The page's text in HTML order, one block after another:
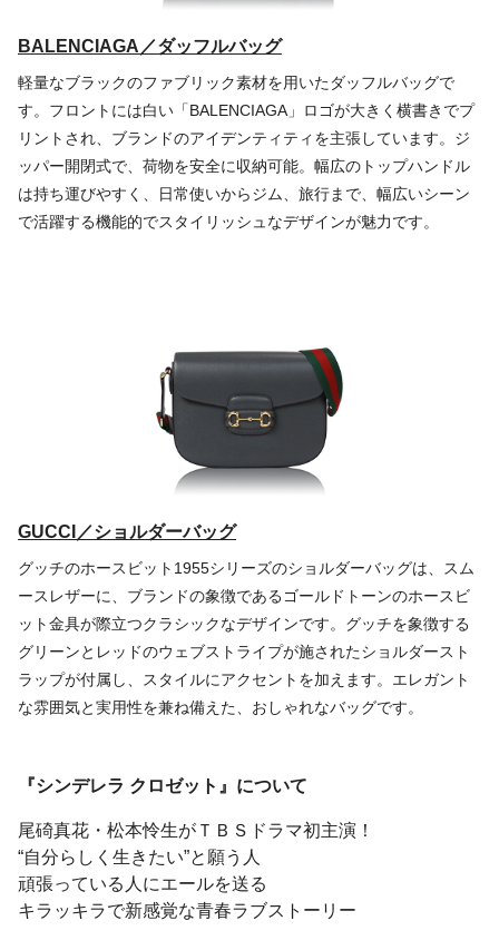
BALENCIAGA／ダッフルバッグ
軽量なブラックのファブリック素材を用いたダッフルバッグで
す。フロントには白い「BALENCIAGA」ロゴが大きく横書きでプ
リントされ、ブランドのアイデンティティを主張しています。ジ
ッパー開閉式で、荷物を安全に収納可能。幅広のトップハンドル
は持ち運びやすく、日常使いからジム、旅行まで、幅広いシーン
で活躍する機能的でスタイリッシュなデザインが魅力です。
GUCCI／ショルダーバッグ
グッチのホースビット1955シリーズのショルダーバッグは、スム
ースレザーに、ブランドの象徴であるゴールドトーンのホースビ
ット金具が際立つクラシックなデザインです。グッチを象徴する
グリーンとレッドのウェブストライプが施されたショルダースト
ラップが付属し、スタイルにアクセントを加えます。エレガント
な雰囲気と実用性を兼ね備えた、おしゃれなバッグです。
『シンデレラ クロゼット』について
尾碕真花・松本怜生がＴＢＳドラマ初主演！
“自分らしく生きたい”と願う人
頑張っている人にエールを送る
キラッキラで新感覚な青春ラブストーリー